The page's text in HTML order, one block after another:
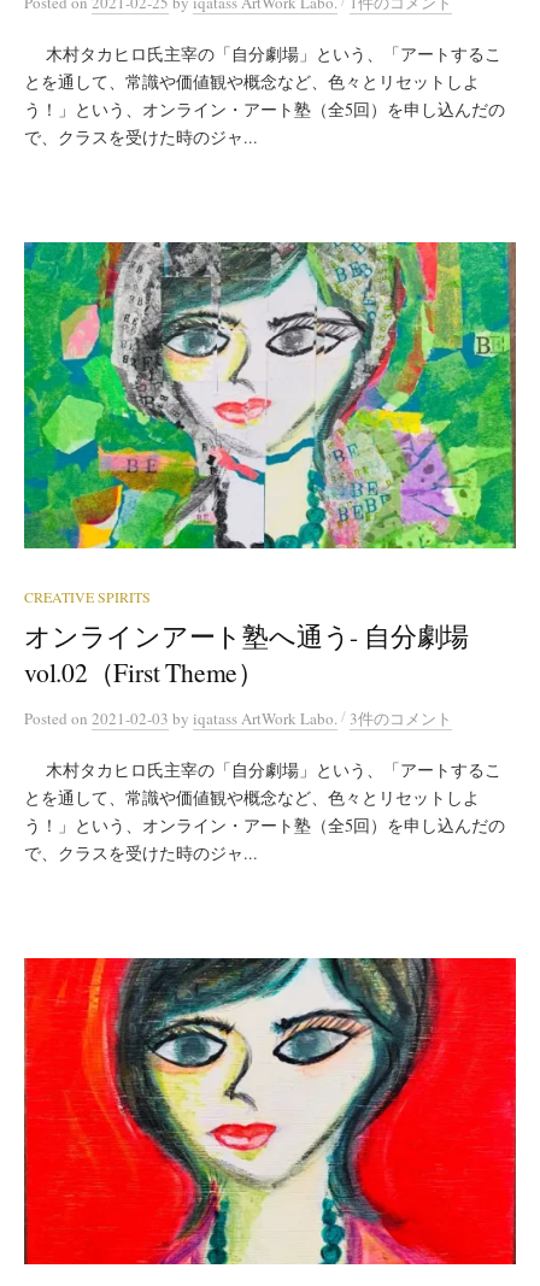
木村タカヒロ氏主宰の「自分劇場」という、「アートするこ
とを通して、常識や価値観や概念など、色々とリセットしよ
う！」という、オンライン・アート塾（全5回）を申し込んだの
で、クラスを受けた時のジャ...
CREATIVE SPIRITS
オンラインアート塾へ通う- 自分劇場
vol.02（First Theme）
Posted on 2021-02-03 by iqatass ArtWork Labo. / 3件のコメント
木村タカヒロ氏主宰の「自分劇場」という、「アートするこ
とを通して、常識や価値観や概念など、色々とリセットしよ
う！」という、オンライン・アート塾（全5回）を申し込んだの
で、クラスを受けた時のジャ...